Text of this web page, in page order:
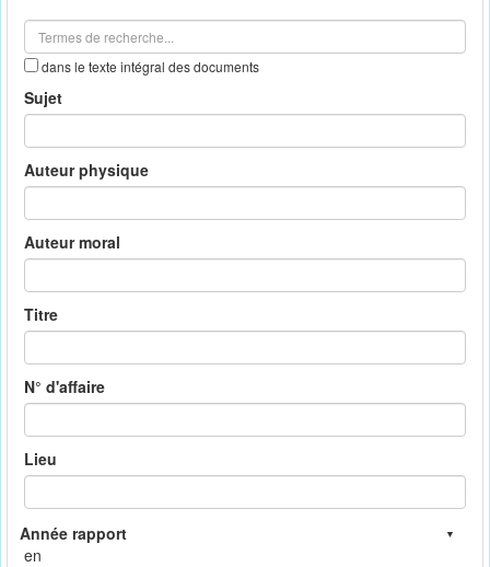
dans le texte intégral des documents
Sujet
Auteur physique
Auteur moral
Titre
N° d'affaire
Lieu
en